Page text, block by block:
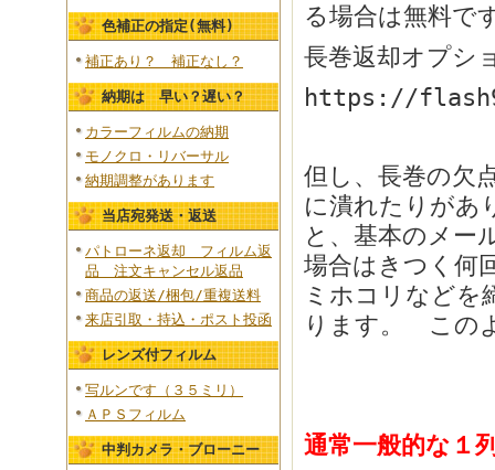
色補正の指定(無料)
補正あり？ 補正なし？
納期は 早い？遅い？
カラーフィルムの納期
モノクロ・リバーサル
納期調整があります
当店宛発送・返送
パトローネ返却 フィルム返
品 注文キャンセル返品
商品の返送/梱包/重複送料
来店引取・持込・ポスト投函
レンズ付フィルム
写ルンです（３５ミリ）
ＡＰＳフィルム
中判カメラ・ブローニー
る場合は無料で
長巻返却オプシ
https://
但し、長巻の欠
に潰れたりがあ
と、基本のメー
場合はきつく何
ミホコリなどを
ります。 この
通常一般的な１